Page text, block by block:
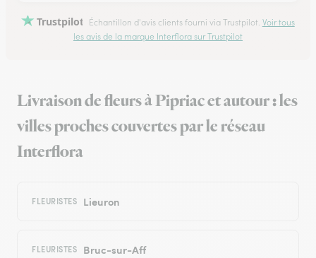
Trustpilot Échantillon d'avis clients fourni via Trustpilot. Voir tous
les avis de la marque Interflora sur Trustpilot
Livraison de fleurs à Pipriac et autour : les
villes proches couvertes par le réseau
Interflora
FLEURISTES Lieuron
FLEURISTES Bruc-sur-Aff